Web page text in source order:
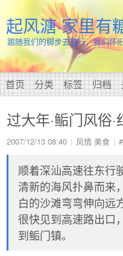
起风溏·家里有
跟随我们的脚步去旅行，我们怀
首页 分类 标签 归档
过大年·鲘门风俗·
2007/12/13 08:40 风情 美食
顺着深汕高速往东行
清新的海风扑鼻而来
白的沙滩弯弯伸向远
很快见到高速路出口
到鲘门镇。